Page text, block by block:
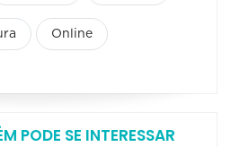
Online
PODE SE INTERESSAR